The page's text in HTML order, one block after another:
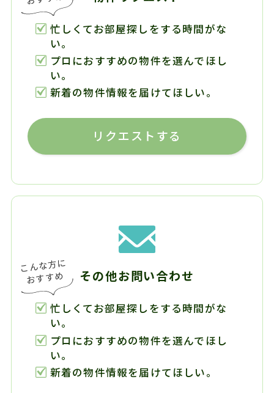
忙しくてお部屋探しをする時間がな
い。
プロにおすすめの物件を選んでほし
い。
新着の物件情報を届けてほしい。
リクエストする
その他お問い合わせ
忙しくてお部屋探しをする時間がな
い。
プロにおすすめの物件を選んでほし
い。
新着の物件情報を届けてほしい。